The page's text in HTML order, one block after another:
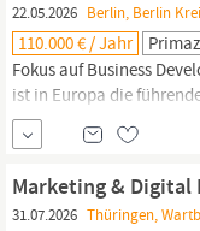
22.05.2026 Berlin, Berlin
110.000 € / Jahr
Fokus auf Business
ist in Europa die
und verbindet
Magazinen und
Marketing & Digital
31.07.2026 Thüringen,